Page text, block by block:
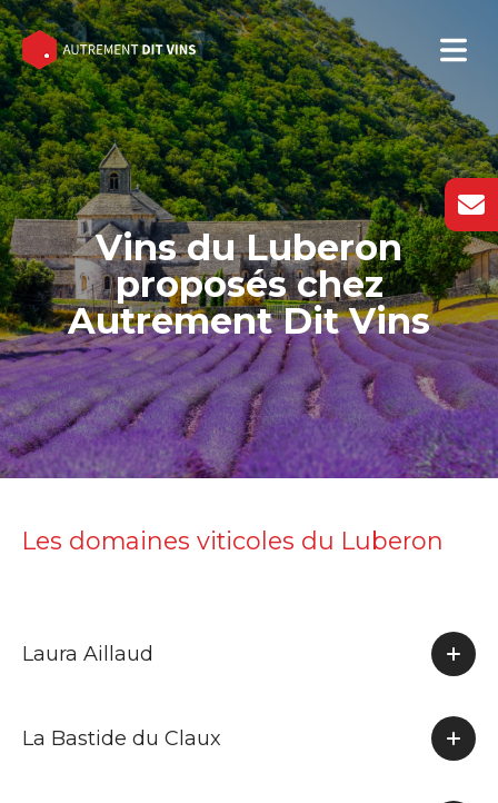
Vins du Luberon
proposés chez
Autrement Dit Vins
Les domaines viticoles du Luberon
Laura Aillaud
La Bastide du Claux